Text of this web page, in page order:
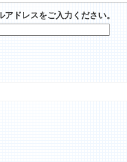
ドレスをご入力ください。